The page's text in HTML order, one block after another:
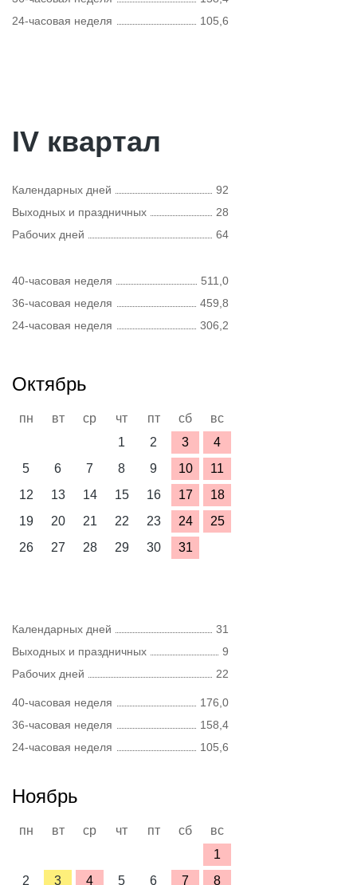
24-часовая неделя
105,6
IV квартал
Календарных дней
92
Выходных и праздничных
28
Рабочих дней
64
40-часовая неделя
511,0
36-часовая неделя
459,8
24-часовая неделя
306,2
Октябрь
пн вт ср чт пт сб
вс
1
2 3
4
5
6 7 8 9 10
11
12
13 14 15 16 17
18
19
20 21 22 23 24
25
26
27 28 29 30 31
Календарных дней
31
Выходных и праздничных
9
Рабочих дней
22
40-часовая неделя
176,0
36-часовая неделя
158,4
24-часовая неделя
105,6
Ноябрь
пн вт ср чт пт сб
вс
1
2
3 4 5 6 7 8